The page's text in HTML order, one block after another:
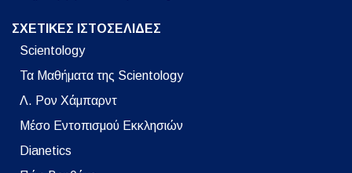
ΣΧΕΤΙΚΕΣ ΙΣΤΟΣΕΛΙΔΕΣ
Scientology
Τα Μαθήματα της Scientology
Λ. Ρον Χάμπαρντ
Μέσο Εντοπισμού Εκκλησιών
Dianetics